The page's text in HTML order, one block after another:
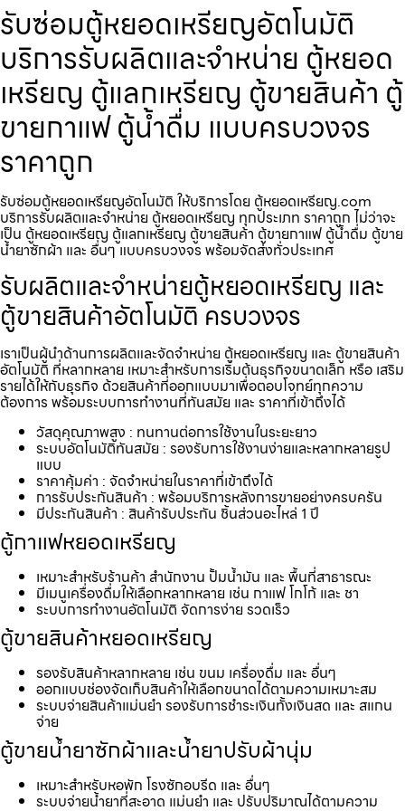
รับซ่อมตู้หยอดเหรียญ​อัตโนมัติ
บริการรับผลิตและจำหน่าย ตู้หยอด
เหรียญ ตู้แลกเหรียญ ตู้ขายสินค้า ตู้
ขายกาแฟ ตู้น้ำดื่ม แบบครบวงจร
ราคาถูก
รับซ่อมตู้หยอดเหรียญ​อัตโนมัติ ให้บริการโดย ตู้หยอดเหรียญ.com
บริการรับผลิตและจำหน่าย ตู้หยอดเหรียญ ทุกประเภท ราคาถูก ไม่ว่าจะ
เป็น ตู้หยอดเหรียญ ตู้แลกเหรียญ ตู้ขายสินค้า ตู้ขายกาแฟ ตู้น้ำดื่ม ตู้ขาย
น้ำยาซักผ้า และ อื่นๆ แบบครบวงจร พร้อมจัดส่งทั่วประเทศ
รับผลิตและจำหน่ายตู้หยอดเหรียญ และ
ตู้ขายสินค้าอัตโนมัติ ครบวงจร
เราเป็นผู้นำด้านการผลิตและจัดจำหน่าย ตู้หยอดเหรียญ และ ตู้ขายสินค้า
อัตโนมัติ ที่หลากหลาย เหมาะสำหรับการเริ่มต้นธุรกิจขนาดเล็ก หรือ เสริม
รายได้ให้กับธุรกิจ ด้วยสินค้าที่ออกแบบมาเพื่อตอบโจทย์ทุกความ
ต้องการ พร้อมระบบการทำงานที่ทันสมัย และ ราคาที่เข้าถึงได้
วัสดุคุณภาพสูง : ทนทานต่อการใช้งานในระยะยาว
ระบบอัตโนมัติทันสมัย : รองรับการใช้งานง่ายและหลากหลายรูป
แบบ
ราคาคุ้มค่า : จัดจำหน่ายในราคาที่เข้าถึงได้
การรับประกันสินค้า : พร้อมบริการหลังการขายอย่างครบครัน
มีประกันสินค้า : สินค้ารับประกัน ชิ้นส่วนอะไหล่ 1 ปี
ตู้กาแฟหยอดเหรียญ
เหมาะสำหรับร้านค้า สำนักงาน ปั้มน้ำมัน และ พื้นที่สาธารณะ
มีเมนูเครื่องดื่มให้เลือกหลากหลาย เช่น กาแฟ โกโก้ และ ชา
ระบบการทำงานอัตโนมัติ จัดการง่าย รวดเร็ว
ตู้ขายสินค้าหยอดเหรียญ
รองรับสินค้าหลากหลาย เช่น ขนม เครื่องดื่ม และ อื่นๆ
ออกแบบช่องจัดเก็บสินค้าให้เลือกขนาดได้ตามความเหมาะสม
ระบบจ่ายสินค้าแม่นยำ รองรับการชำระเงินทั้งเงินสด และ สแกน
จ่าย
ตู้ขายน้ำยาซักผ้าและน้ำยาปรับผ้านุ่ม
เหมาะสำหรับหอพัก โรงซักอบรีด และ อื่นๆ
ระบบจ่ายน้ำยาที่สะอาด แม่นยำ และ ปรับปริมาณได้ตามความ